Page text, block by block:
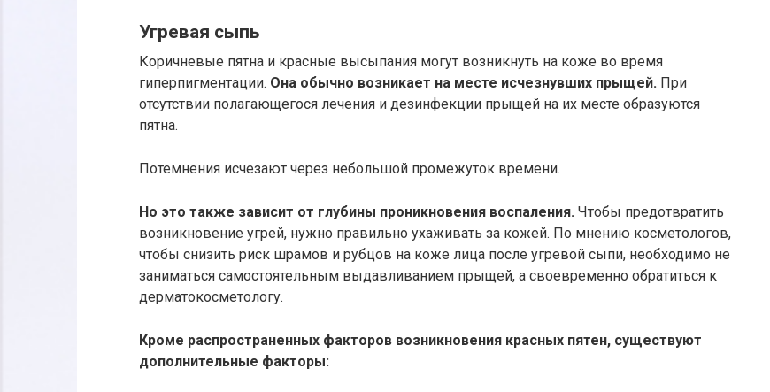
Угревая сыпь
Коричневые пятна и красные высыпания могут возникнуть на коже во время
гиперпигментации. Она обычно возникает на месте исчезнувших прыщей. При
отсутствии полагающегося лечения и дезинфекции прыщей на их месте образуются
пятна.
Потемнения исчезают через небольшой промежуток времени.
Но это также зависит от глубины проникновения воспаления. Чтобы предотвратить
возникновение угрей, нужно правильно ухаживать за кожей. По мнению косметологов,
чтобы снизить риск шрамов и рубцов на коже лица после угревой сыпи, необходимо не
заниматься самостоятельным выдавливанием прыщей, а своевременно обратиться к
дерматокосметологу.
Кроме распространенных факторов возникновения красных пятен, существуют
дополнительные факторы: